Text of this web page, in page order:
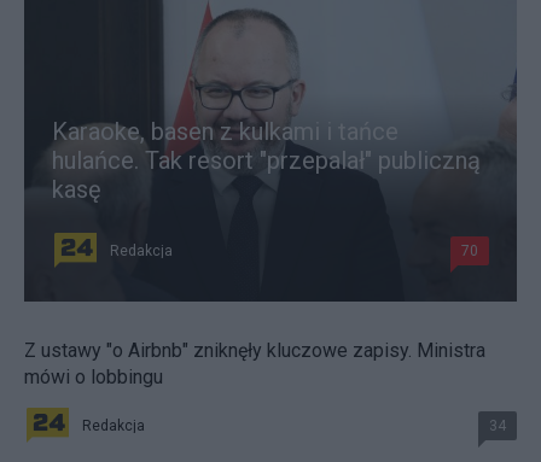
Karaoke, basen z kulkami i tańce
hulańce. Tak resort "przepalał" publiczną
kasę
Redakcja 70
Z ustawy "o Airbnb" zniknęły kluczowe zapisy. Ministra
mówi o lobbingu
Redakcja 34